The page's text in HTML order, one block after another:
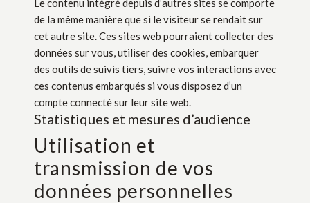
Le contenu intégré depuis d’autres sites se comporte
de la même manière que si le visiteur se rendait sur
cet autre site. Ces sites web pourraient collecter des
données sur vous, utiliser des cookies, embarquer
des outils de suivis tiers, suivre vos interactions avec
ces contenus embarqués si vous disposez d’un
compte connecté sur leur site web.
Statistiques et mesures d’audience
Utilisation et
transmission de vos
données personnelles